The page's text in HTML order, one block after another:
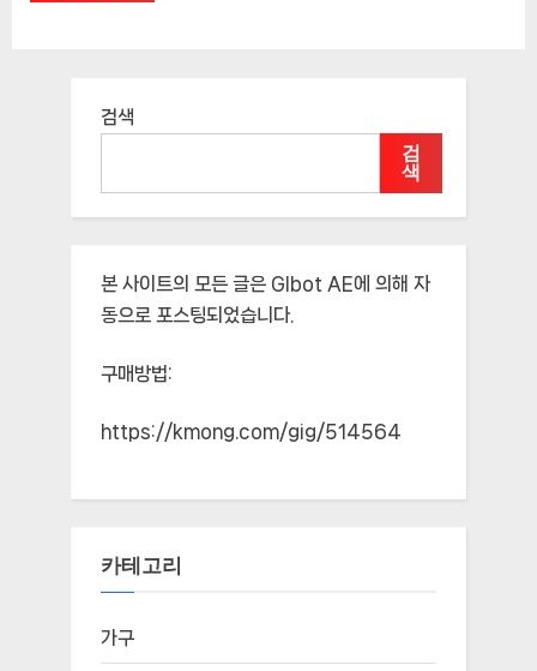
검색
검
색
본 사이트의 모든 글은 Glbot AE에 의해 자
동으로 포스팅되었습니다.
구매방법:
https://kmong.com/gig/514564
카테고리
가구